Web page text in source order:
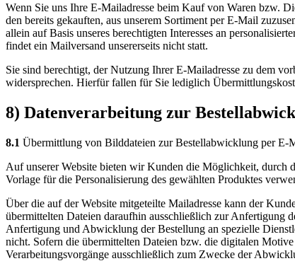
Wenn Sie uns Ihre E-Mailadresse beim Kauf von Waren bzw.
den bereits gekauften, aus unserem Sortiment per E-Mail
allein auf Basis unseres berechtigten Interesses an
findet ein Mailversand unsererseits nicht statt.
Sie sind berechtigt, der Nutzung Ihrer E-Mailadresse zu dem
widersprechen. Hierfür fallen für Sie lediglich
8) Datenverarbeitung zur
8.1 Übermittlung von Bilddateien zur Bestellabwicklung per E-
Auf unserer Website bieten wir Kunden die Möglichkeit, durch
Vorlage für die Personalisierung des gewählten Produktes
Über die auf der Website mitgeteilte Mailadresse kann der
übermittelten Dateien daraufhin ausschließlich zur Anfertigung
Anfertigung und Abwicklung der Bestellung an spezielle
nicht. Sofern die übermittelten Dateien bzw. die digitalen
Verarbeitungsvorgänge ausschließlich zum Zwecke der